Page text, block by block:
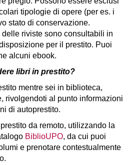
tipologie di opere (per es. i
stato di conservazione.
riviste sono consultabili in
per il prestito. Puoi
alcuni ebook.
libri in prestito?
mentre sei in biblioteca,
rivolgendoti al punto informazioni
di autoprestito.
da remoto, utilizzando la
BiblioUPO, da cui puoi
e prenotare contestualmente